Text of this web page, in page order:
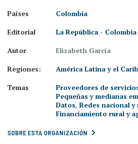
Países
Colombia
Editorial
La República - Colombia
Autor
Elizabeth García
Regiones:
América Latina y el
Temas
Proveedores de
Pequeñas y medianas
Datos, Redes nacional y
Financiamiento rural y
SOBRE ESTA ORGANIZACIÓN